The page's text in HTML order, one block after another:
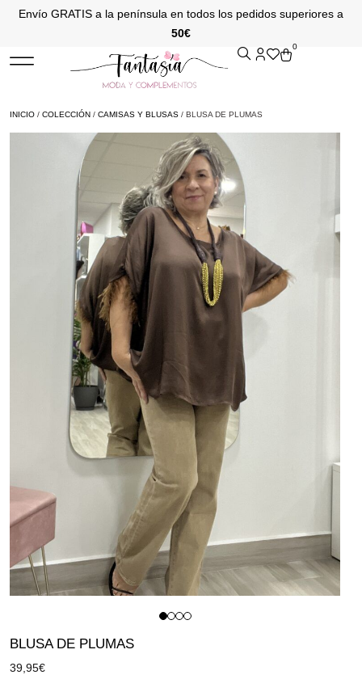
Envío GRATIS a la península en todos los pedidos superiores a
50€
0
INICIO / COLECCIÓN / CAMISAS Y BLUSAS / BLUSA DE PLUMAS
BLUSA DE PLUMAS
39,95€